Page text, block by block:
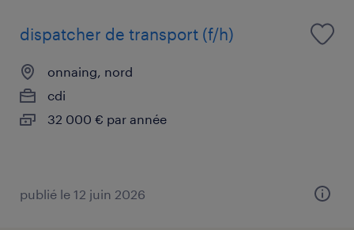
dispatcher de transport (f/h)
onnaing, nord
cdi
32 000 € par année
publié le 12 juin 2026